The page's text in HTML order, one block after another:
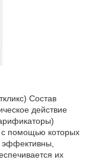
Состав
действие
с помощью которых
эффективны,
их